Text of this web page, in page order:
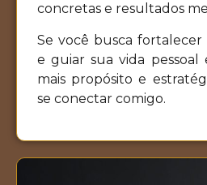
concretas e resultados
Se você busca
e guiar sua vida pessoal
mais propósito e
se conectar comigo.